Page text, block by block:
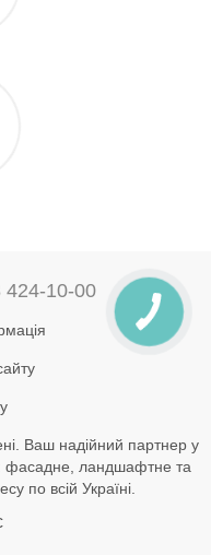
424-10-00
Ваш надійний партнер у
фасадне, ландшафтне та
по всій Україні.